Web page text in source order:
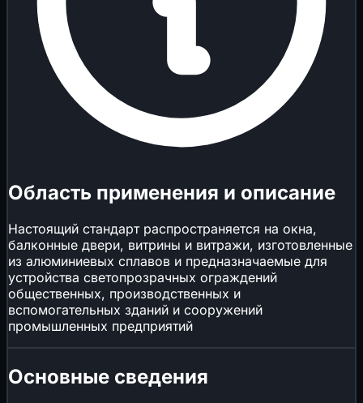
Область применения и описание
Настоящий стандарт распространяется на окна,
балконные двери, витрины и витражи, изготовленные
из алюминиевых сплавов и предназначаемые для
устройства светопрозрачных ограждений
общественных, производственных и
вспомогательных зданий и сооружений
промышленных предприятий
Основные сведения